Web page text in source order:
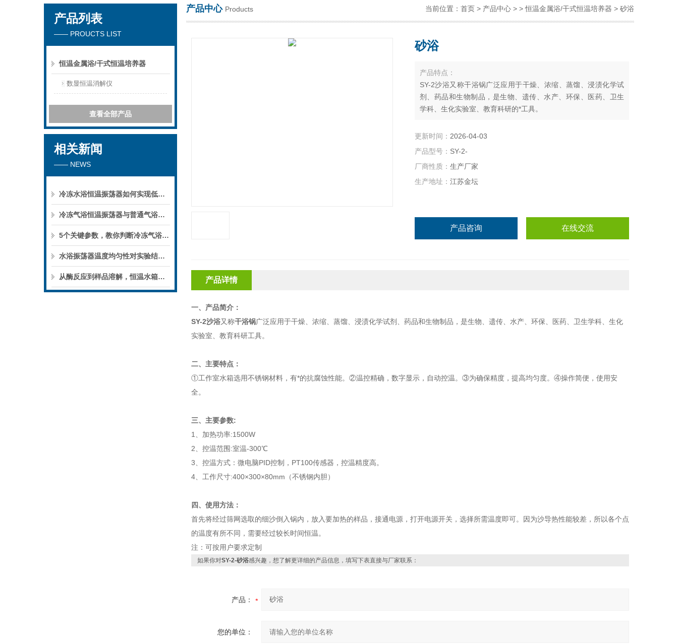
产品列表
—— PROUCTS LIST
恒温金属浴/干式恒温培养器
数显恒温消解仪
查看全部产品
相关新闻
—— NEWS
冷冻水浴恒温振荡器如何实现低温下的微生物培养？
冷冻气浴恒温振荡器与普通气浴振荡器的区别
5个关键参数，教你判断冷冻气浴恒温振荡器的性能优劣
水浴振荡器温度均匀性对实验结果的影响
从酶反应到样品溶解，恒温水箱的实验用途
产品中心 Products 当前位置： 首页 > 产品中心 > >恒温金属浴/干式恒温培养器 > 砂浴
砂浴
产品特点：
SY-2沙浴又称干浴锅广泛应用于干燥、浓缩、蒸馏、浸渍化学试
剂、药品和生物制品，是生物、遗传、水产、环保、医药、卫生
学科、生化实验室、教育科研的*工具。
更新时间： 2026-04-03
产品型号： SY-2-
厂商性质： 生产厂家
生产地址： 江苏金坛
产品咨询 在线交流
产品详情
一、产品简介：
SY-2沙浴又称干浴锅广泛应用于干燥、浓缩、蒸馏、浸渍化学试剂、药品和生物制品，是生物、遗传、水产、环保、医药、卫生学科、生化
实验室、教育科研工具。
二、主要特点：
①工作室水箱选用不锈钢材料，有*的抗腐蚀性能。②温控精确，数字显示，自动控温。③为确保精度，提高均匀度。④操作简便，使用安
全。
三、主要参数:
1、加热功率:1500W
2、控温范围:室温-300℃
3、控温方式：微电脑PID控制，PT100传感器，控温精度高。
4、工作尺寸:400×300×80mm（不锈钢内胆）
四、使用方法：
首先将经过筛网选取的细沙倒入锅内，放入要加热的样品，接通电源，打开电源开关，选择所需温度即可。因为沙导热性能较差，所以各个点
的温度有所不同，需要经过较长时间恒温。
注：可按用户要求定制
如果你对SY-2-砂浴感兴趣，想了解更详细的产品信息，填写下表直接与厂家联系：
产品：
您的单位：